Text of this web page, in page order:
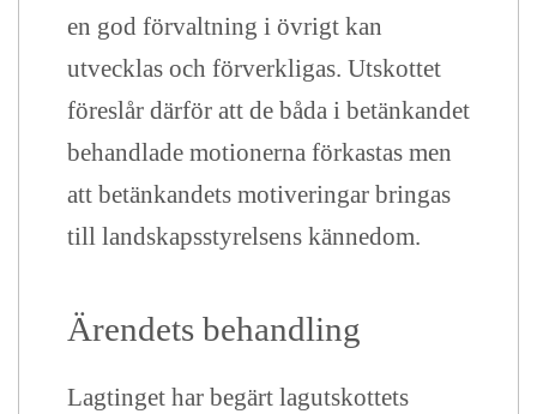
en god förvaltning i övrigt kan
utvecklas och förverkligas. Utskottet
föreslår därför att de båda i betänkandet
behandlade motionerna förkastas men
att betänkandets motiveringar bringas
till landskapsstyrelsens kännedom.
Ärendets behandling
Lagtinget har begärt lagutskottets